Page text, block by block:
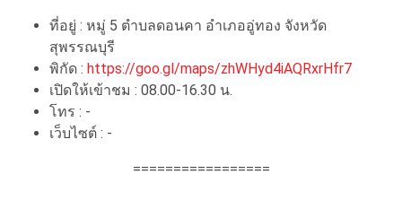
ที่อยู่ : หมู่ 5 ตำบลดอนคา อำเภออู่ทอง จังหวัด
สุพรรณบุรี
พิกัด : https://goo.gl/maps/zhWHyd4iAQRxrHfr7
เปิดให้เข้าชม : 08.00-16.30 น.
โทร : -
เว็บไซต์ : -
=================